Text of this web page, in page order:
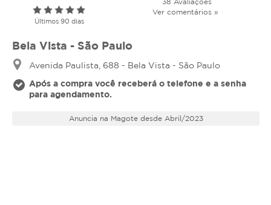
Últimos 90 dias
Ver comentários »
Bela Vista - São Paulo
Avenida Paulista, 688 - Bela Vista - São Paulo
Após a compra você receberá o telefone e a senha
para agendamento.
Anuncia na Magote desde Abril/2023